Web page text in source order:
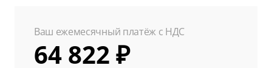
Ваш ежемесячный платёж с НДС
64 822 ₽